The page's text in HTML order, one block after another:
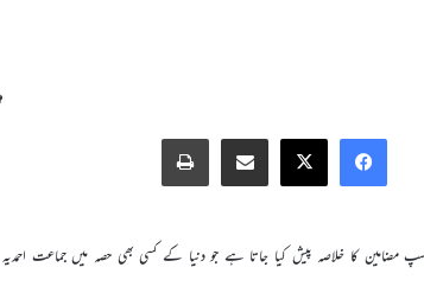
Facebook
X
Share via Email
Print
کا خلاصہ پیش کیا جاتا ہے جو دنیا کے کسی بھی حصہ میں جماعت احمدیہ